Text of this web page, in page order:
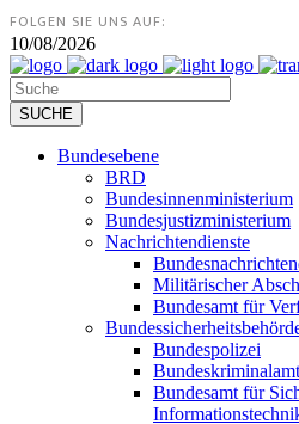
FOLGEN SIE UNS AUF:
10/08/2026
Bundesebene
BRD
Bundesinnenministerium
Bundesjustizministerium
Nachrichtendienste
Militärischer
Bundesamt für
Bundespolizei
Bundeskriminalamt
Bundesamt für